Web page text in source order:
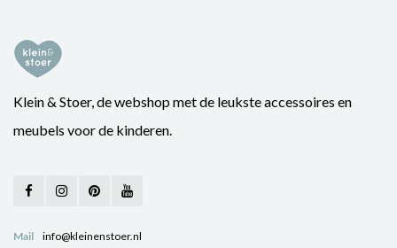
Klein & Stoer, de webshop met de leukste accessoires en
meubels voor de kinderen.
Mail info@kleinenstoer.nl